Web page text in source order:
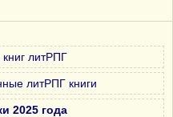
литРПГ
литРПГ книги
2025 года